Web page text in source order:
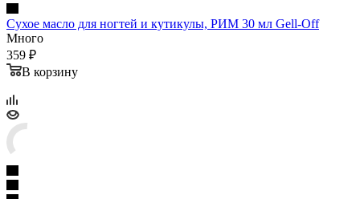
Сухое масло для ногтей и кутикулы, РИМ 30 мл Gell-Off
Много
359 ₽
В корзину